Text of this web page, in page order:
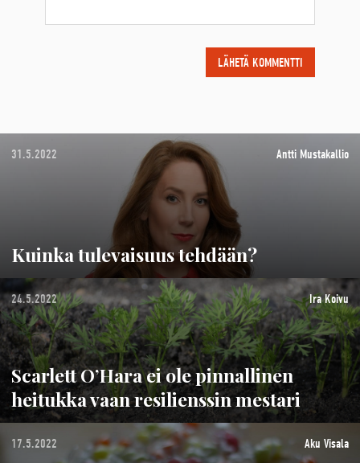
31.5.2022 Antti Mustakallio
Kuinka tulevaisuus tehdään?
24.5.2022 Ira Koivu
Scarlett O’Hara ei ole pinnallinen
heitukka vaan resilienssin mestari
17.5.2022 Aku Visala